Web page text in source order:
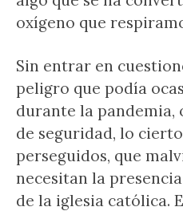
oxígeno que
Sin entrar en
peligro que podía
durante la pandemia,
de seguridad, lo
perseguidos, que
necesitan la
de la iglesia católica.